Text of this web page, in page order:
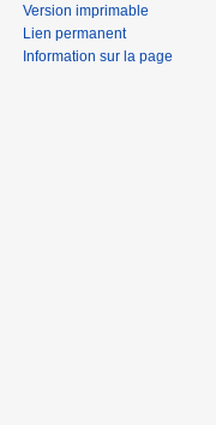
Version imprimable
Lien permanent
Information sur la page